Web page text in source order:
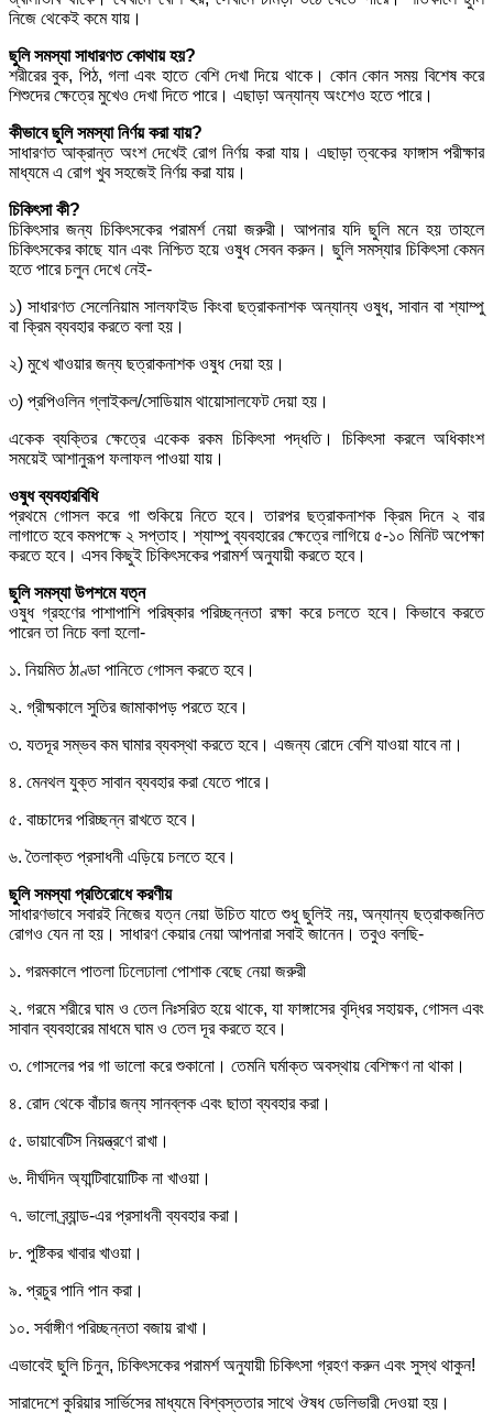
নিজে থেকেই কমে যায়।
ছুলি সমস্যা সাধারণত কোথায় হয়?
শরীরের বুক, পিঠ, গলা এবং হাতে বেশি দেখা দিয়ে থাকে। কোন কোন সময় বিশেষ করে
শিশুদের ক্ষেত্রে মুখেও দেখা দিতে পারে। এছাড়া অন্যান্য অংশেও হতে পারে।
কীভাবে ছুলি সমস্যা নির্ণয় করা যায়?
সাধারণত আক্রান্ত অংশ দেখেই রোগ নির্ণয় করা যায়। এছাড়া ত্বকের ফাঙ্গাস পরীক্ষার
মাধ্যমে এ রোগ খুব সহজেই নির্ণয় করা যায়।
চিকিৎসা কী?
চিকিৎসার জন্য চিকিৎসকের পরামর্শ নেয়া জরুরী। আপনার যদি ছুলি মনে হয় তাহলে
চিকিৎসকের কাছে যান এবং নিশ্চিত হয়ে ওষুধ সেবন করুন। ছুলি সমস্যার চিকিৎসা কেমন
হতে পারে চলুন দেখে নেই-
১) সাধারণত সেলেনিয়াম সালফাইড কিংবা ছত্রাকনাশক অন্যান্য ওষুধ, সাবান বা শ্যাম্পু
বা ক্রিম ব্যবহার করতে বলা হয়।
২) মুখে খাওয়ার জন্য ছত্রাকনাশক ওষুধ দেয়া হয়।
৩) প্রপিওলিন গ্লাইকল/সোডিয়াম থায়োসালফেট দেয়া হয়।
একেক ব্যক্তির ক্ষেত্রে একেক রকম চিকিৎসা পদ্ধতি। চিকিৎসা করলে অধিকাংশ
সময়েই আশানুরূপ ফলাফল পাওয়া যায়।
ওষুধ ব্যবহারবিধি
প্রথমে গোসল করে গা শুকিয়ে নিতে হবে। তারপর ছত্রাকনাশক ক্রিম দিনে ২ বার
লাগাতে হবে কমপক্ষে ২ সপ্তাহ। শ্যাম্পু ব্যবহারের ক্ষেত্রে লাগিয়ে ৫-১০ মিনিট অপেক্ষা
করতে হবে। এসব কিছুই চিকিৎসকের পরামর্শ অনুযায়ী করতে হবে।
ছুলি সমস্যা উপশমে যত্ন
ওষুধ গ্রহণের পাশাপাশি পরিষ্কার পরিচ্ছন্নতা রক্ষা করে চলতে হবে। কিভাবে করতে
পারেন তা নিচে বলা হলো-
১. নিয়মিত ঠাণ্ডা পানিতে গোসল করতে হবে।
২. গ্রীষ্মকালে সুতির জামাকাপড় পরতে হবে।
৩. যতদূর সম্ভব কম ঘামার ব্যবস্থা করতে হবে। এজন্য রোদে বেশি যাওয়া যাবে না।
৪. মেনথল যুক্ত সাবান ব্যবহার করা যেতে পারে।
৫. বাচ্চাদের পরিচ্ছন্ন রাখতে হবে।
৬. তৈলাক্ত প্রসাধনী এড়িয়ে চলতে হবে।
ছুলি সমস্যা প্রতিরোধে করণীয়
সাধারণভাবে সবারই নিজের যত্ন নেয়া উচিত যাতে শুধু ছুলিই নয়, অন্যান্য ছত্রাকজনিত
রোগও যেন না হয়। সাধারণ কেয়ার নেয়া আপনারা সবাই জানেন। তবুও বলছি-
১. গরমকালে পাতলা ঢিলেঢালা পোশাক বেছে নেয়া জরুরী
২. গরমে শরীরে ঘাম ও তেল নিঃসরিত হয়ে থাকে, যা ফাঙ্গাসের বৃদ্ধির সহায়ক, গোসল এবং
সাবান ব্যবহারের মাধমে ঘাম ও তেল দূর করতে হবে।
৩. গোসলের পর গা ভালো করে শুকানো। তেমনি ঘর্মাক্ত অবস্থায় বেশিক্ষণ না থাকা।
৪. রোদ থেকে বাঁচার জন্য সানব্লক এবং ছাতা ব্যবহার করা।
৫. ডায়াবেটিস নিয়ন্ত্রণে রাখা।
৬. দীর্ঘদিন অ্যান্টিবায়োটিক না খাওয়া।
৭. ভালো ব্র্যান্ড-এর প্রসাধনী ব্যবহার করা।
৮. পুষ্টিকর খাবার খাওয়া।
৯. প্রচুর পানি পান করা।
১০. সর্বাঙ্গীণ পরিচ্ছন্নতা বজায় রাখা।
এভাবেই ছুলি চিনুন, চিকিৎসকের পরামর্শ অনুযায়ী চিকিৎসা গ্রহণ করুন এবং সুস্থ থাকুন!
সারাদেশে কুরিয়ার সার্ভিসের মাধ্যমে বিশ্বস্ততার সাথে ঔষধ ডেলিভারী দেওয়া হয়।